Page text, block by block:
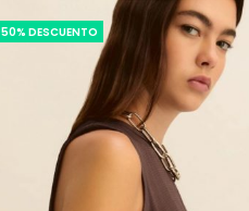
50% DESCUENTO